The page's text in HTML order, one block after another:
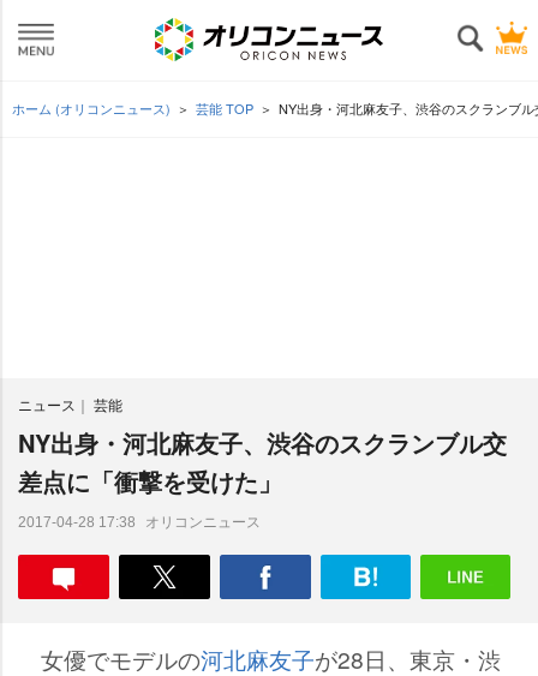
ホーム (オリコンニュース) 芸能 TOP NY出身・河北麻友子、渋谷のスクランブ
ニュース 芸能
NY出身・河北麻友子、渋谷のスクランブル交
差点に「衝撃を受けた」
2017-04-28 17:38 オリコンニュース
女優でモデルの河北麻友子が28日、東京・渋